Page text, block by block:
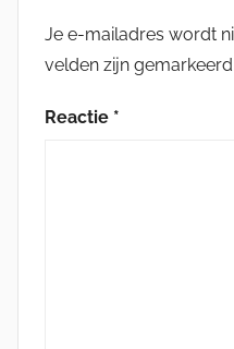
Je e-mailadres wordt
velden zijn
Reactie *